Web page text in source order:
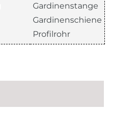
Gardinenstange
Gardinenschiene
Profilrohr